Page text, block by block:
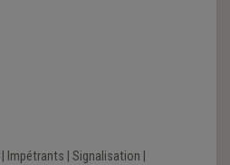
Impétrants Signalisation